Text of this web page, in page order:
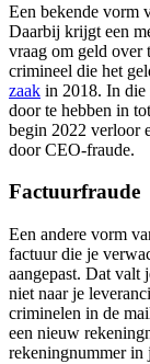
Een bekende vorm
Daarbij krijgt een
vraag om geld over
crimineel die het
zaak in 2018. In die
door te hebben in
begin 2022 verloor
door CEO-fraude.
Factuurfraude
Een andere vorm
factuur die je
aangepast. Dat valt
niet naar je
criminelen in de
een nieuw
rekeningnummer in